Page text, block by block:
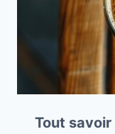
Tout